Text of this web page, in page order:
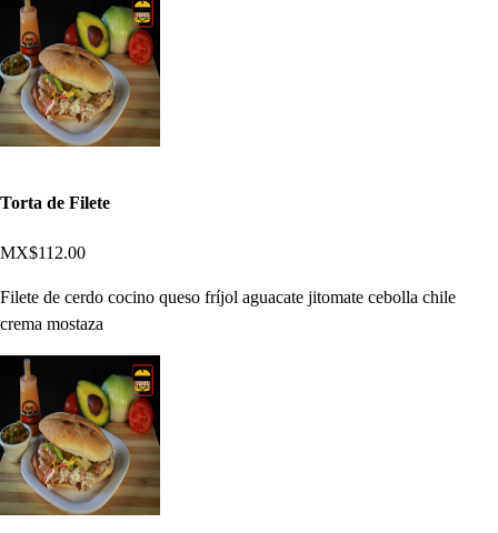
Torta de Filete
MX$112.00
Filete de cerdo cocino queso fríjol aguacate jitomate cebolla chile
crema mostaza